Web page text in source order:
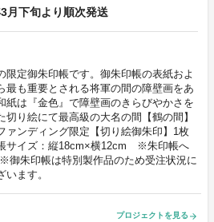
月下旬より順次発送
限定御朱印帳です。御朱印帳の表紙およ
最も重要とされる将軍の間の障壁画をあ
紙は『金色』で障壁画のきらびやかさを
り絵にて最高級の大名の間【鶴の間】
ァンディング限定【切り絵御朱印】1枚
サイズ：縦18cm×横12cm ※朱印帳へ
御朱印帳は特別製作品のため受注状況に
ます。
プロジェクトを見る arrow_forward